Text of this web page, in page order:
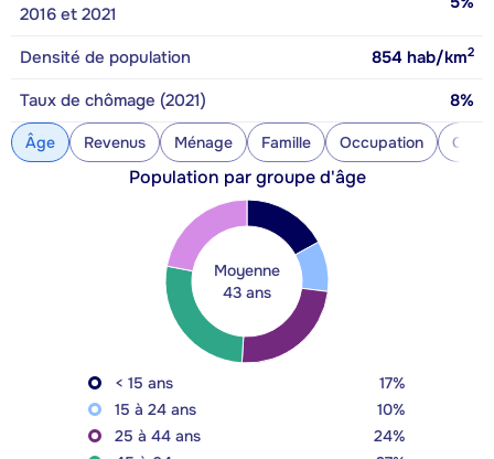
2016 et 2021
Densité de population 854 hab/km2
Taux de chômage (2021) 8%
Âge Revenus Ménage Famille Occupation
Population par groupe d'âge
Moyenne
43 ans
< 15 ans
17%
15 à 24 ans
10%
25 à 44 ans
24%